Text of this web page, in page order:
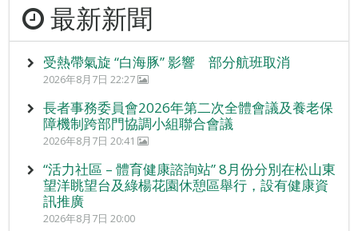
最新新聞
受熱帶氣旋 “白海豚” 影響 部分航班取消
2026年8月7日 22:27
長者事務委員會2026年第二次全體會議及養老保
障機制跨部門協調小組聯合會議
2026年8月7日 20:41
“活力社區 – 體育健康諮詢站” 8月份分別在松山東
望洋眺望台及綠楊花園休憩區舉行，設有健康資
訊推廣
2026年8月7日 20:00